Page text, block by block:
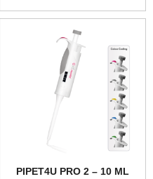
PIPET4U PRO 2 – 10 ML